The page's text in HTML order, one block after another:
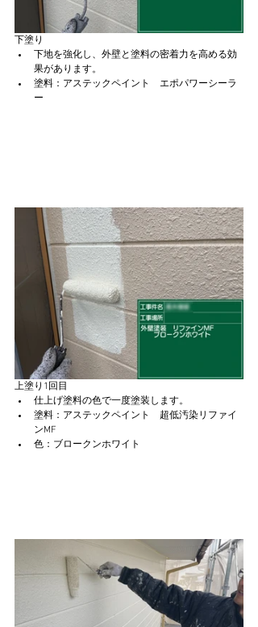
下塗り
下地を強化し、外壁と塗料の密着力を高める効
果があります。
塗料：アステックペイント　エポパワーシーラ
ー
上塗り1回目
仕上げ塗料の色で一度塗装します。
塗料：アステックペイント　超低汚染リファイ
ンMF
色：ブロークンホワイト